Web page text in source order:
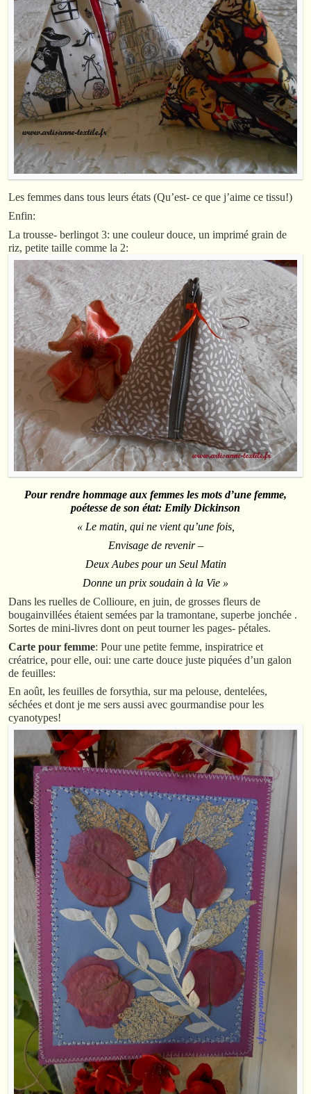
Les femmes dans tous leurs états (Qu’est- ce que j’aime ce tissu!)
Enfin:
La trousse- berlingot 3: une couleur douce, un imprimé grain de
riz, petite taille comme la 2:
Pour rendre hommage aux femmes les mots d’une femme,
poétesse de son état: Emily Dickinson
« Le matin, qui ne vient qu’une fois,
Envisage de revenir –
Deux Aubes pour un Seul Matin
Donne un prix soudain à la Vie »
Dans les ruelles de Collioure, en juin, de grosses fleurs de
bougainvillées étaient semées par la tramontane, superbe jonchée .
Sortes de mini-livres dont on peut tourner les pages- pétales.
Carte pour femme: Pour une petite femme, inspiratrice et
créatrice, pour elle, oui: une carte douce juste piquées d’un galon
de feuilles:
En août, les feuilles de forsythia, sur ma pelouse, dentelées,
séchées et dont je me sers aussi avec gourmandise pour les
cyanotypes!